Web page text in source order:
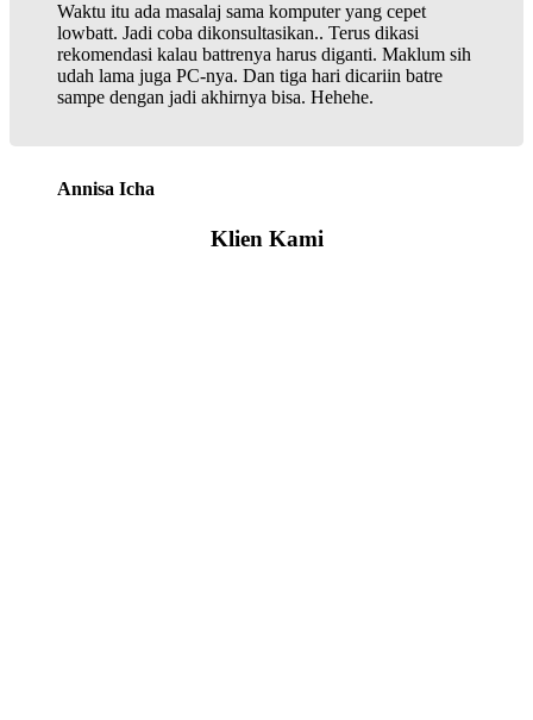
Waktu itu ada masalaj sama komputer yang cepet
lowbatt. Jadi coba dikonsultasikan.. Terus dikasi
rekomendasi kalau battrenya harus diganti. Maklum sih
udah lama juga PC-nya. Dan tiga hari dicariin batre
sampe dengan jadi akhirnya bisa. Hehehe.
Annisa Icha
Klien Kami